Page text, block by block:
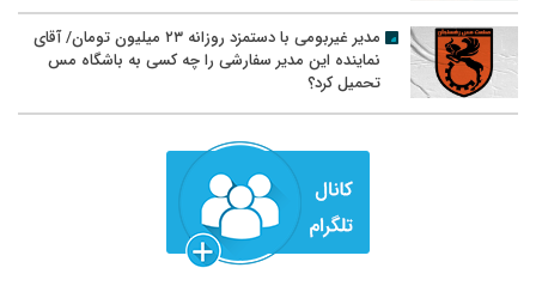
مدیر غیربومی با دستمزد روزانه ۲۳ میلیون تومان/ آقای
نماینده این مدیر سفارشی را چه کسی به باشگاه مس
تحمیل کرد؟